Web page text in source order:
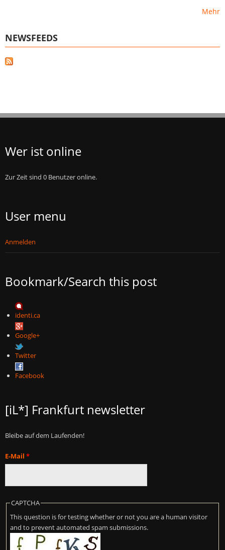
Mehr
NEWSFEEDS
Wer ist online
Zur Zeit sind 0 Benutzer online.
User menu
Anmelden
Bookmark/Search this post
identi.ca
Google+
Twitter
Facebook
[iL*] Frankfurt newsletter
Bleibe auf dem Laufenden!
E-Mail *
CAPTCHA
This question is for testing whether or not you are a human visitor
and to prevent automated spam submissions.